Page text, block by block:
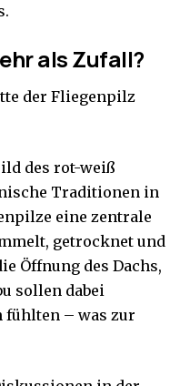
als Zufall?
der Fliegenpilz
des rot-weiß
Traditionen in
eine zentrale
getrocknet und
Öffnung des Dachs,
sollen dabei
fühlten – was zur